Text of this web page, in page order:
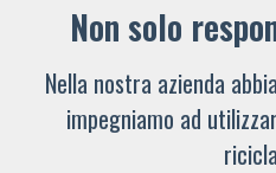
Non solo
Nella nostra azienda
impegniamo ad